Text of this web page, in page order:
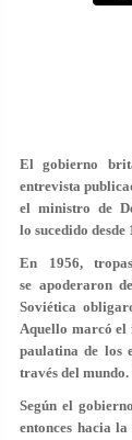
El gobierno
entrevista
el ministro de
lo sucedido desde
En 1956,
se apoderaron
Soviética
Aquello marcó el
paulatina de los
través del mundo.
Según el
entonces hacia